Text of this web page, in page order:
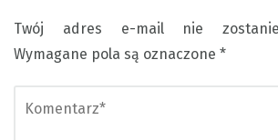
Twój adres e-mail nie zostanie
Wymagane pola są oznaczone *